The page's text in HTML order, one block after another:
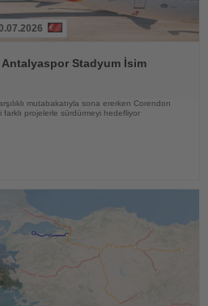
Stadyum İsim
mutabakatıyla sona ererken Corendon
projelerle sürdürmeyi hedefliyor